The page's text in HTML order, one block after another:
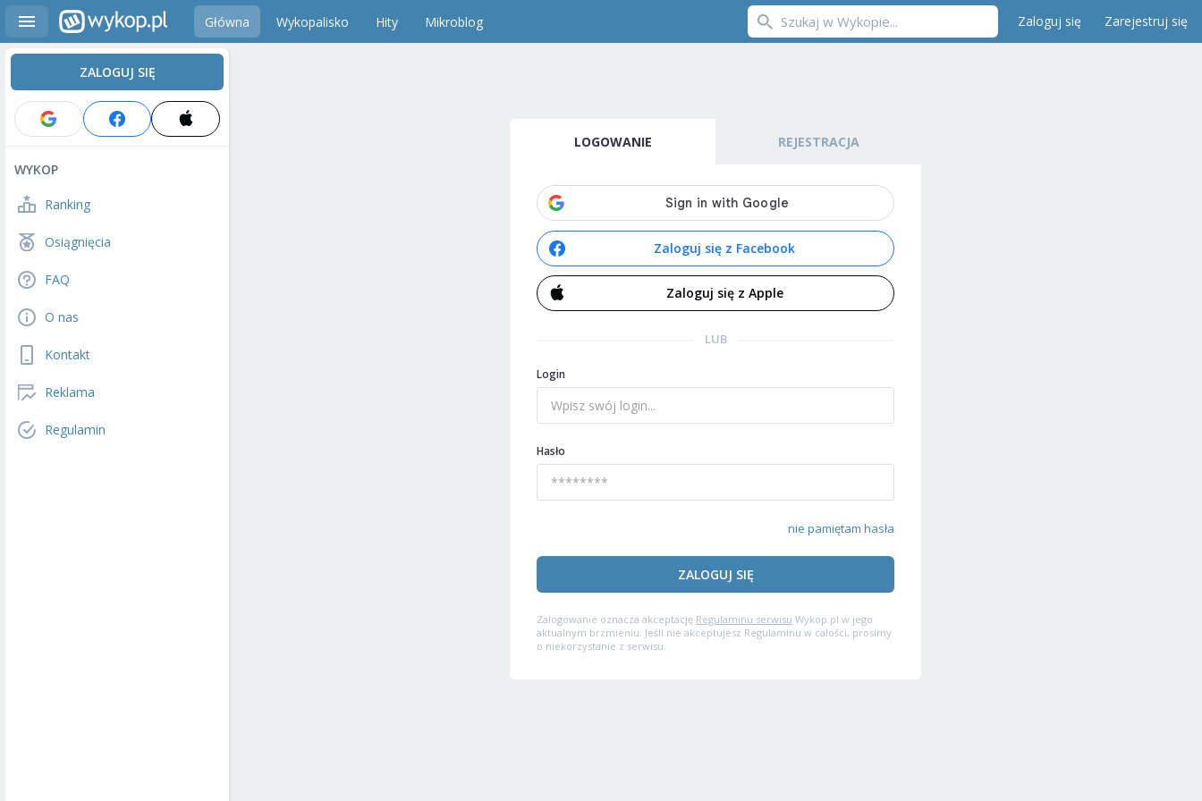
Główna Wykopalisko Hity Mikroblog Zaloguj się Zarejestruj się
ZALOGUJ SIĘ
WYKOP
Ranking
Osiągnięcia
FAQ
O nas
Kontakt
Reklama
Regulamin
LOGOWANIE REJESTRACJA
Zaloguj się z Facebook
Zaloguj się z Apple
LUB
Login
Hasło
nie pamiętam hasła
ZALOGUJ SIĘ
Zalogowanie oznacza akceptację Regulaminu serwisu Wykop.pl w jego
aktualnym brzmieniu. Jeśli nie akceptujesz Regulaminu w całości, prosimy
o niekorzystanie z serwisu.